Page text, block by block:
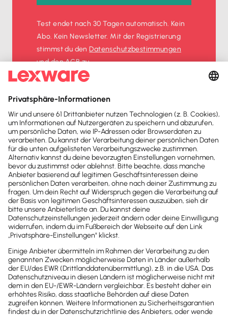
Test endet nach 30 Tagen automatisch. Kein
Abo. Kein Newsletter. Mit der Registrierung
stimmst du denDatenschutz­bestimmungen
und denAGBzu.
Newsletter
Brandheiße
News direkt in
dein Postfach
Möchtest du zukünftig
wichtige News zu
Gesetzesänderungen,
hilfreiche Praxis-Tipps und
kostenlose Tools für
Unternehmen erhalten?